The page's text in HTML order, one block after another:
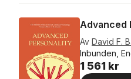
Advanced
Av David F.
Inbunden,
1 561 kr